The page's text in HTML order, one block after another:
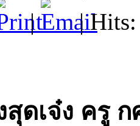
| | Hits:
ดเจ๋ง ครู